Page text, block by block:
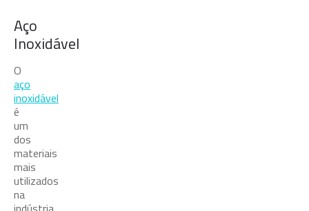
Aço
Inoxidável
O
aço
inoxidável
é
um
dos
materiais
mais
utilizados
na